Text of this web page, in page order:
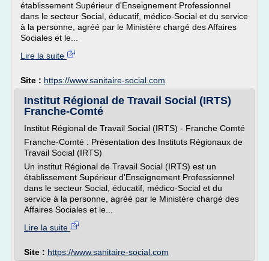
établissement Supérieur d'Enseignement Professionnel
dans le secteur Social, éducatif, médico-Social et du service
à la personne, agréé par le Ministère chargé des Affaires
Sociales et le...
Lire la suite
Site : https://www.sanitaire-social.com
Institut Régional de Travail Social (IRTS)
Franche-Comté
Institut Régional de Travail Social (IRTS) - Franche Comté
Franche-Comté : Présentation des Instituts Régionaux de
Travail Social (IRTS)
Un institut Régional de Travail Social (IRTS) est un
établissement Supérieur d'Enseignement Professionnel
dans le secteur Social, éducatif, médico-Social et du
service à la personne, agréé par le Ministère chargé des
Affaires Sociales et le...
Lire la suite
Site : https://www.sanitaire-social.com